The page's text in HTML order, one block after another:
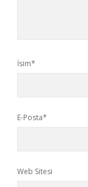
İsim*
E-Posta*
Web Sitesi